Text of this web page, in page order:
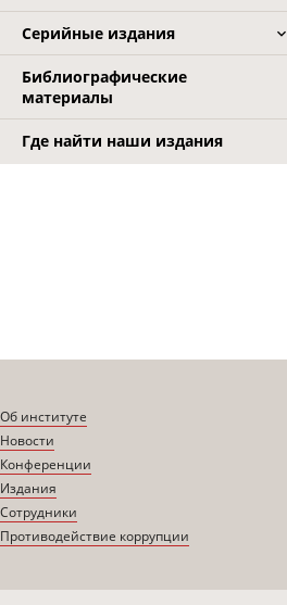
Серийные издания
Библиографические
материалы
Где найти наши издания
Об институте
Новости
Конференции
Издания
Сотрудники
Противодействие коррупции